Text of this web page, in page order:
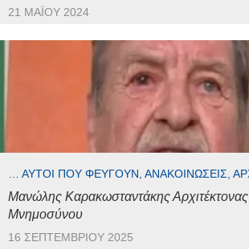
21 ΜΑΪ́ΟΥ 2024
… ΑΥΤΟΊ ΠΟΥ ΦΕΎΓΟΥΝ, ΑΝΑΚΟΙΝΏΣΕΙΣ,
Μανώλης Καρακωσταντάκης Αρχιτέκτονας
Μνημοσύνου
16 ΣΕΠΤΕΜΒΡΊΟΥ 2025